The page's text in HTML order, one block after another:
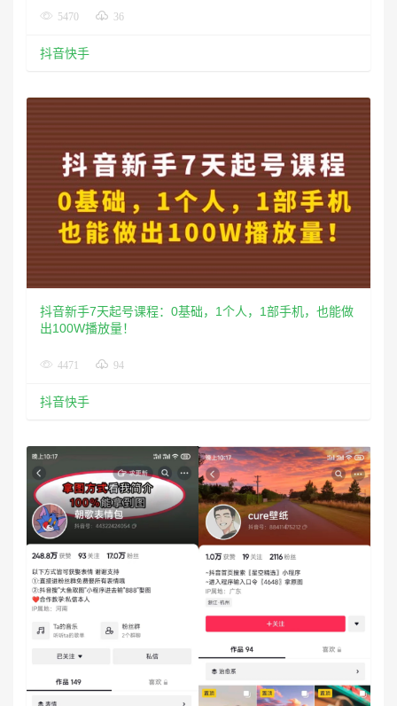
5470 36
抖音快手
抖音新手7天起号课程：0基础，1个人，1部手机，也能做
出100W播放量！
4471 94
抖音快手